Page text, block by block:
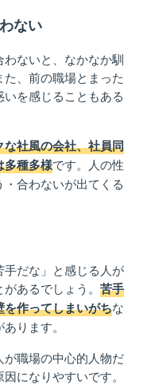
ない
ないと、なかなか馴
、前の職場とまった
を感じることもある
な社風の会社、社員同
多種多様です。人の性
合わないが出てくる
手だな」と感じる人が
あるでしょう。 苦手
作ってしまいがちな
ります。
職場の中心的人物だ
になりやすいです。